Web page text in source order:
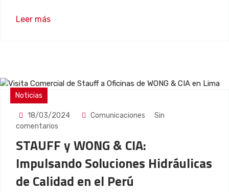
Leer más
Noticias
18/03/2024 Comunicaciones
Sin
comentarios
STAUFF y WONG & CIA:
Impulsando Soluciones Hidráulicas
de Calidad en el Perú